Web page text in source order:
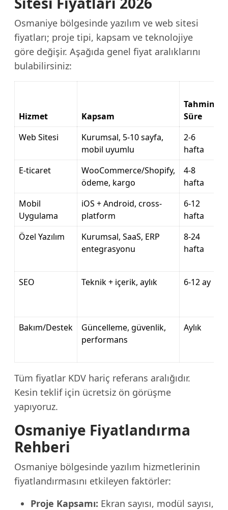
Osmaniye bölgesinde yazılım ve web sitesi
fiyatları; proje tipi, kapsam ve teknolojiye
göre değişir. Aşağıda genel fiyat aralıklarını
bulabilirsiniz:
Hizmet Kapsam
Tahmini
Süre
Web Sitesi
Kurumsal, 5-10 sayfa,
mobil uyumlu
2-6
hafta
E-ticaret
WooCommerce/Shopify,
ödeme, kargo
4-8
hafta
Mobil
Uygulama
iOS + Android, cross-
platform
6-12
hafta
Özel Yazılım
Kurumsal, SaaS, ERP
entegrasyonu
8-24
hafta
SEO
Teknik + içerik, aylık 6-12 ay
Bakım/Destek
Güncelleme, güvenlik,
performans
Aylık
Tüm fiyatlar KDV hariç referans aralığıdır.
Kesin teklif için ücretsiz ön görüşme
yapıyoruz.
Osmaniye Fiyatlandırma
Rehberi
Osmaniye bölgesinde yazılım hizmetlerinin
fiyatlandırmasını etkileyen faktörler:
Proje Kapsamı: Ekran sayısı, modül sayısı,